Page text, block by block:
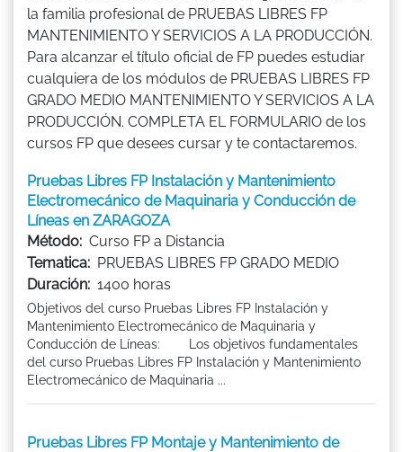
la familia profesional de PRUEBAS LIBRES FP
MANTENIMIENTO Y SERVICIOS A LA PRODUCCIÓN.
Para alcanzar el título oficial de FP puedes estudiar
cualquiera de los módulos de PRUEBAS LIBRES FP
GRADO MEDIO MANTENIMIENTO Y SERVICIOS A LA
PRODUCCIÓN. COMPLETA EL FORMULARIO de los
cursos FP que desees cursar y te contactaremos.
Pruebas Libres FP Instalación y Mantenimiento
Electromecánico de Maquinaria y Conducción de
Líneas en ZARAGOZA
Método: Curso FP a Distancia
Tematica: PRUEBAS LIBRES FP GRADO MEDIO
Duración: 1400 horas
Objetivos del curso Pruebas Libres FP Instalación y
Mantenimiento Electromecánico de Maquinaria y
Conducción de Líneas: Los objetivos fundamentales
del curso Pruebas Libres FP Instalación y Mantenimiento
Electromecánico de Maquinaria ...
Pruebas Libres FP Montaje y Mantenimiento de